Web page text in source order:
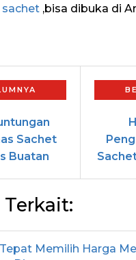
sachet ,bisa dibuka di
Sachet
Buatan
Memilih Harga